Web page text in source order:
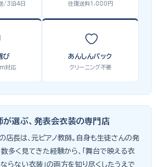
/3泊4日 往復送料1,080円
び
対応
あんしんパック
クリーニング不要
が選ぶ、発表会衣装の専門店
長は、元ピアノ教師。自身も生徒さんの発
数多く見てきた経験から、「舞台で映える衣
ならない衣装」の両方を知り尽くしたうえで